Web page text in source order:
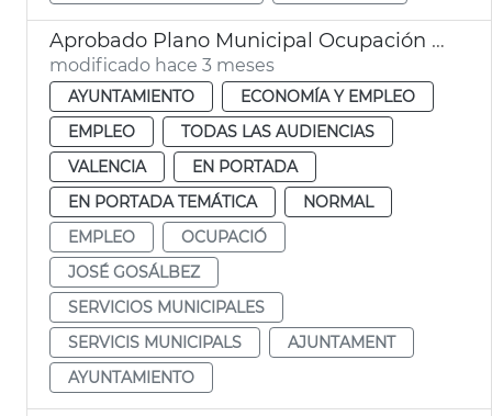
Aprobado Plano Municipal Ocupación València con 219 contratos
modificado hace 3 meses
AYUNTAMIENTO
ECONOMÍA Y EMPLEO
EMPLEO
TODAS LAS AUDIENCIAS
VALENCIA
EN PORTADA
EN PORTADA TEMÁTICA
NORMAL
EMPLEO
OCUPACIÓ
JOSÉ GOSÁLBEZ
SERVICIOS MUNICIPALES
SERVICIS MUNICIPALS
AJUNTAMENT
AYUNTAMIENTO